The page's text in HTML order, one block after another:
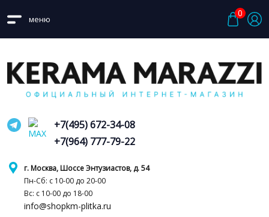
меню
0
г. Москва, Шоссе Энтузиастов, д. 54
Пн-Сб: с 10-00 до 20-00
Вс: с 10-00 до 18-00
info@shopkm-plitka.ru
+7(495) 672-34-08
+7(964) 777-79-22